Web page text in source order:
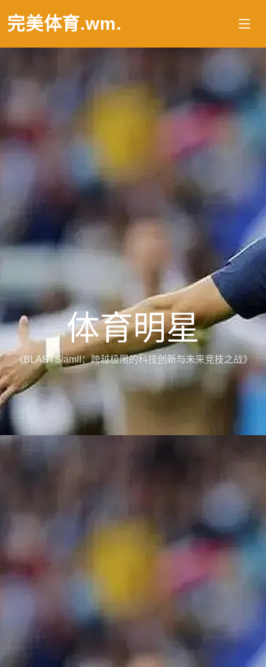
完美体育.wm.
体育明星
《BLASTSlamII：跨越极限的科技创新与未来竞技之战》